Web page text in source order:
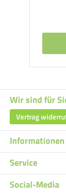
Wir sind für
Vertrag
Informationen
Service
Social-Media